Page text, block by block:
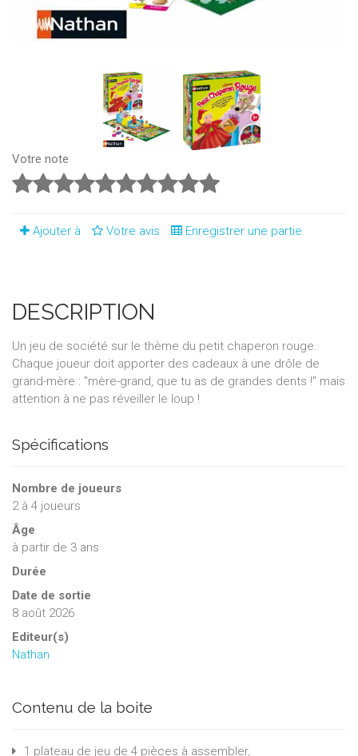
Votre note
Ajouter à Votre avis Enregistrer une partie
DESCRIPTION
Un jeu de société sur le thème du petit chaperon rouge.
Chaque joueur doit apporter des cadeaux à une drôle de
grand-mère : "mère-grand, que tu as de grandes dents !" mais
attention à ne pas réveiller le loup !
Spécifications
Nombre de joueurs
2à 4 joueurs
Âge
à partir de 3 ans
Durée
Date de sortie
8 août 2026
Editeur(s)
Nathan
Contenu de la boite
1 plateau de jeu de 4 pièces à assembler,